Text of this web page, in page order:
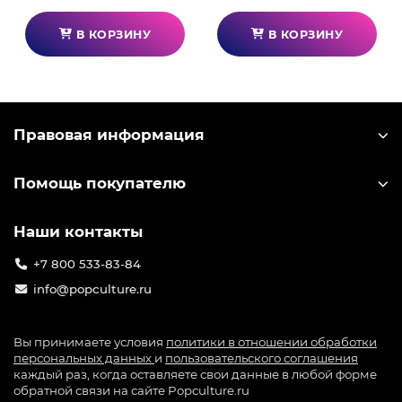
В КОРЗИНУ В КОРЗИНУ
Правовая информация
Помощь покупателю
Наши контакты
+7 800 533-83-84
info@popculture.ru
Вы принимаете условия политики в отношении обработки
персональных данных и пользовательского соглашения
каждый раз, когда оставляете свои данные в любой форме
обратной связи на сайте Popculture.ru